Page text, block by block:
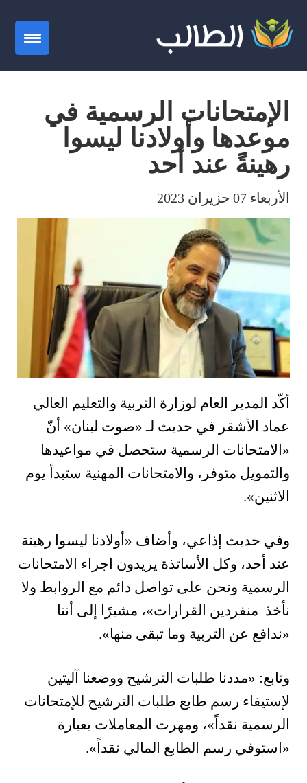
الإمتحانات الرسمية في
موعدها وأولادنا ليسوا
رهينةً عند أحد
الأربعاء 07 حزيران 2023
أكّد المدير العام لوزارة التربية والتعليم العالي
عماد الأشقر في حديث لـ «صوت لبنان» أنّ
«الامتحانات الرسمية ستحصل في مواعيدها
والتمويل متوفر، والامتحانات المهنية ستبدأ يوم
الاثنين».
وفي حديث إذاعي، وأضاف «أولادنا ليسوا رهينة
عند أحد، وكل الأساتذة يريدون اجراء الامتحانات
الرسمية ونحن على تواصل دائم مع الروابط ولا
نأخذ منفردين القرارات»، مشيرًا إلى أننا
«ندافع عن التربية وما تبقى منها».
وتابع: «مددنا طلبات الترشيح ووضعنا آليتين
لإستيفاء رسم طابع طلبات الترشيح للإمتحانات
الرسمية نقداً»، ومهرت المعاملات بعبارة
«استوفي رسم الطابع المالي نقداً».